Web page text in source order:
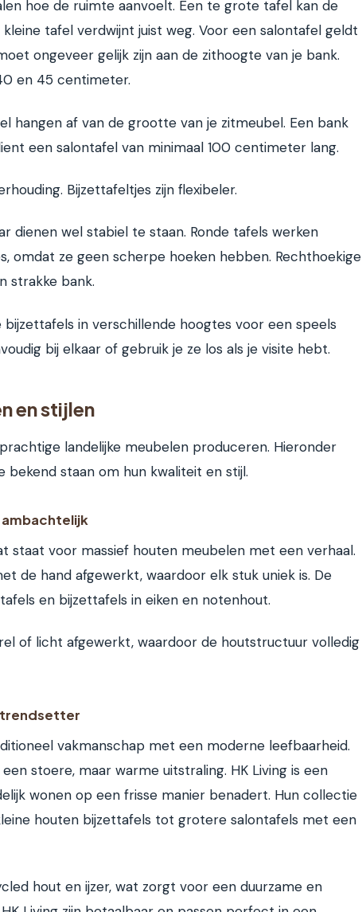
hoe de ruimte aanvoelt. Een te grote tafel kan de
tafel verdwijnt juist weg. Voor een salontafel geldt
ongeveer gelijk zijn aan de zithoogte van je bank.
en 45 centimeter.
hangen af van de grootte van je zitmeubel. Een bank
een salontafel van minimaal 100 centimeter lang.
Bijzettafeltjes zijn flexibeler.
dienen wel stabiel te staan. Ronde tafels werken
omdat ze geen scherpe hoeken hebben. Rechthoekige
strakke bank.
bijzettafels in verschillende hoogtes voor een speels
bij elkaar of gebruik je ze los als je visite hebt.
en stijlen
landelijke meubelen produceren. Hieronder
bekend staan om hun kwaliteit en stijl.
staat voor massief houten meubelen met een verhaal.
de hand afgewerkt, waardoor elk stuk uniek is. De
en bijzettafels in eiken en notenhout.
of licht afgewerkt, waardoor de houtstructuur volledig
trendsetter
vakmanschap met een moderne leefbaarheid.
stoere, maar warme uitstraling. HK Living is een
wonen op een frisse manier benadert. Hun collectie
houten bijzettafels tot grotere salontafels met een
hout en ijzer, wat zorgt voor een duurzame en